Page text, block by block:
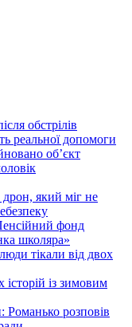
обстрілів
реальної допомоги
об’єкт
який міг не
фонд
школяра»
тікали від двох
із зимовим
Романько розповів